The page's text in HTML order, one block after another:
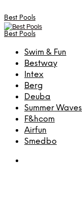
Best Pools
Best Pools
Swim & Fun
Bestway
Intex
Berg
Deuba
Summer Waves
F&hcom
Airfun
Smedbo